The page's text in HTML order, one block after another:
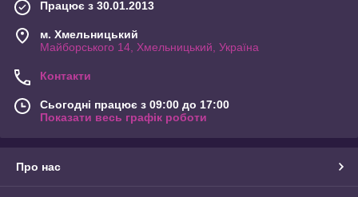
Працює з 30.01.2013
м. Хмельницький
Майборського 14, Хмельницький, Україна
Контакти
Сьогодні працює з 09:00 до 17:00
Показати весь графік роботи
Про нас